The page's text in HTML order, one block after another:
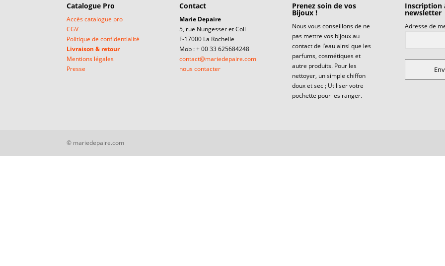
Catalogue Pro
Accès catalogue pro
CGV
Politique de confidentialité
Livraison & retour
Mentions légales
Presse
Contact
Marie Depaire
5, rue Nungesser et Coli
F-17000 La Rochelle
Mob : + 00 33 625684248
contact@mariedepaire.com
nous contacter
Prenez soin de vos
Bijoux !
Nous vous conseillons de ne
pas mettre vos bijoux au
contact de l’eau ainsi que les
parfums, cosmétiques et
autre produits. Pour les
nettoyer, un simple chiffon
doux et sec ; Utiliser votre
pochette pour les ranger.
Inscription
newsletter
Adresse de
© mariedepaire.com